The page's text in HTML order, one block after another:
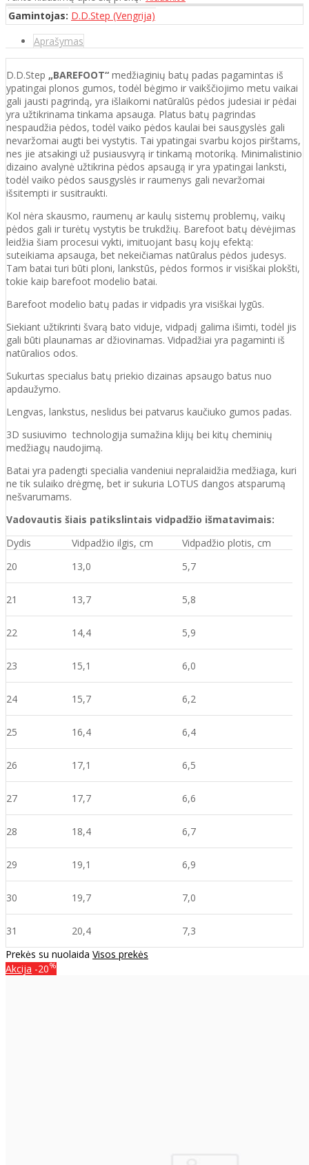
Gamintojas: D.D.Step (Vengrija)
Aprašymas
D.D.Step „BAREFOOT“ medžiaginių batų padas pagamintas iš
ypatingai plonos gumos, todėl bėgimo ir vaikščiojimo metu vaikai
gali jausti pagrindą, yra išlaikomi natūralūs pėdos judesiai ir pėdai
yra užtikrinama tinkama apsauga. Platus batų pagrindas
nespaudžia pėdos, todėl vaiko pėdos kaulai bei sausgyslės gali
nevaržomai augti bei vystytis. Tai ypatingai svarbu kojos pirštams,
nes jie atsakingi už pusiausvyrą ir tinkamą motoriką. Minimalistinio
dizaino avalynė užtikrina pėdos apsaugą ir yra ypatingai lanksti,
todėl vaiko pėdos sausgyslės ir raumenys gali nevaržomai
išsitempti ir susitraukti.
Kol nėra skausmo, raumenų ar kaulų sistemų problemų, vaikų
pėdos gali ir turėtų vystytis be trukdžių. Barefoot batų dėvėjimas
leidžia šiam procesui vykti, imituojant basų kojų efektą:
suteikiama apsauga, bet nekeičiamas natūralus pėdos judesys.
Tam batai turi būti ploni, lankstūs, pėdos formos ir visiškai plokšti,
tokie kaip barefoot modelio batai.
Barefoot modelio batų padas ir vidpadis yra visiškai lygūs.
Siekiant užtikrinti švarą bato viduje, vidpadį galima išimti, todėl jis
gali būti plaunamas ar džiovinamas. Vidpadžiai yra pagaminti iš
natūralios odos.
Sukurtas specialus batų priekio dizainas apsaugo batus nuo
apdaužymo.
Lengvas, lankstus, neslidus bei patvarus kaučiuko gumos padas.
3D susiuvimo technologija sumažina klijų bei kitų cheminių
medžiagų naudojimą.
Batai yra padengti specialia vandeniui nepralaidžia medžiaga, kuri
ne tik sulaiko drėgmę, bet ir sukuria LOTUS dangos atsparumą
nešvarumams.
Vadovautis šiais patikslintais vidpadžio išmatavimais:
Dydis
Vidpadžio ilgis, cm
Vidpadžio plotis, cm
20
13,0 5,7
21 13,7 5,8
22 14,4 5,9
23 15,1 6,0
24 15,7 6,2
25 16,4 6,4
26 17,1 6,5
27 17,7 6,6
28 18,4 6,7
29 19,1 6,9
30 19,7 7,0
31 20,4 7,3
Prekės su nuolaida Visos prekės
Akcija -20%